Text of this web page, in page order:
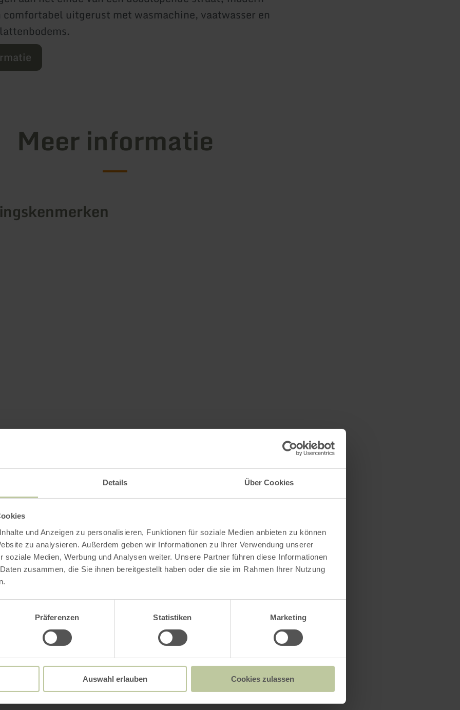
Details Über Cookies
und Anzeigen zu personalisieren, Funktionen für soziale Medien anbieten zu können
zu analysieren. Außerdem geben wir Informationen zu Ihrer Verwendung unserer
soziale Medien, Werbung und Analysen weiter. Unsere Partner führen diese Informationen
zusammen, die Sie ihnen bereitgestellt haben oder die sie im Rahmen Ihrer Nutzung
Präferenzen Statistiken Marketing
Auswahl erlauben Cookies zulassen
uitgerust met wasmachine, vaatwasser en
Meer informatie